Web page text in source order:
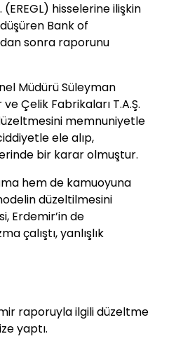
hisselerine ilişkin
Bank of
sonra raporunu
Müdürü Süleyman
Çelik Fabrikaları T.A.Ş.
memnuniyetle
ele alıp,
bir karar olmuştur.
hem de kamuoyuna
düzeltilmesini
Erdemir’in de
çalıştı, yanlışlık
raporuyla ilgili düzeltme
yaptı.